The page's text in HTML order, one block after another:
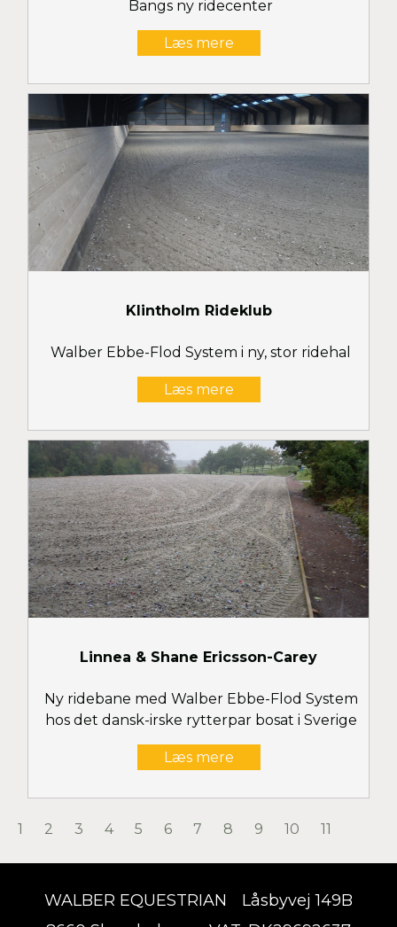
Bangs ny ridecenter
Læs mere
Klintholm Rideklub
Walber Ebbe-Flod System i ny, stor ridehal
Læs mere
Linnea & Shane Ericsson-Carey
Ny ridebane med Walber Ebbe-Flod System
hos det dansk-irske rytterpar bosat i Sverige
Læs mere
1 2 3 4 5 6 7 8 9 10 11
WALBER EQUESTRIAN
Låsbyvej 149B